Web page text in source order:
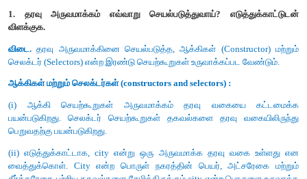
(iv) d. Constructor
(vi) f. Selector
4. List உள்ள உருப்புகளை அணுகும் பல்வேறு
எடுத்துக்காட்டு தருக.
விடை. (i) list -ன் உறுப்புகளை இரு வழியில் அணுகலாம்.